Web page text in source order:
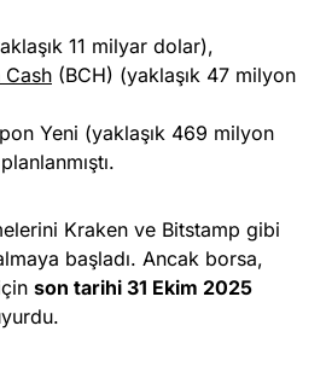
11 milyar dolar),
Cash (BCH) (yaklaşık 47 milyon
Yeni (yaklaşık 469 milyon
Kraken ve Bitstamp gibi
başladı. Ancak borsa,
son tarihi 31 Ekim 2025